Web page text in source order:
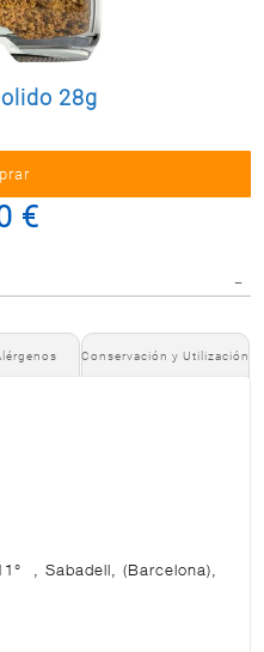
28g
€
Conservación y Utilización
, Sabadell, (Barcelona),